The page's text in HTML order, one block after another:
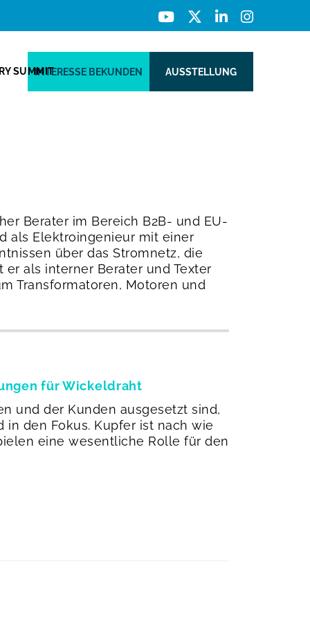
SUMMITINTERESSE BEKUNDEN AUSSTELLUNG
Berater im Bereich B2B- und EU-
als Elektroingenieur mit einer
über das Stromnetz, die
er als interner Berater und Texter
Transformatoren, Motoren und
für Wickeldraht
und der Kunden ausgesetzt sind,
den Fokus. Kupfer ist nach wie
eine wesentliche Rolle für den